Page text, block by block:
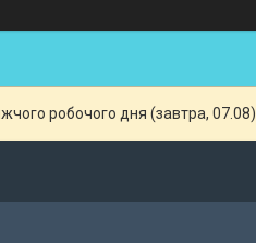
робочого дня (завтра, 07.08).